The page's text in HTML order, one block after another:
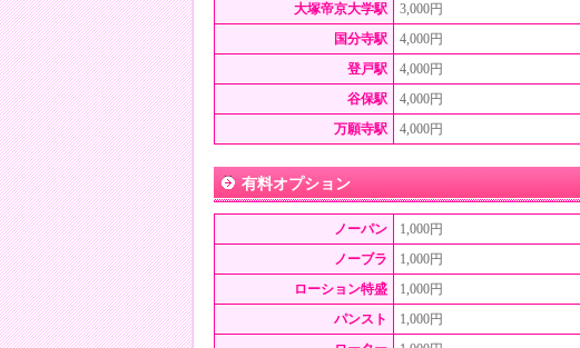
大塚帝京大学駅
3,000円
国分寺駅
4,000円
登戸駅
4,000円
谷保駅
4,000円
万願寺駅
4,000円
有料オプション
ノーパン
1,000円
ノーブラ
1,000円
ローション特盛
1,000円
パンスト
1,000円